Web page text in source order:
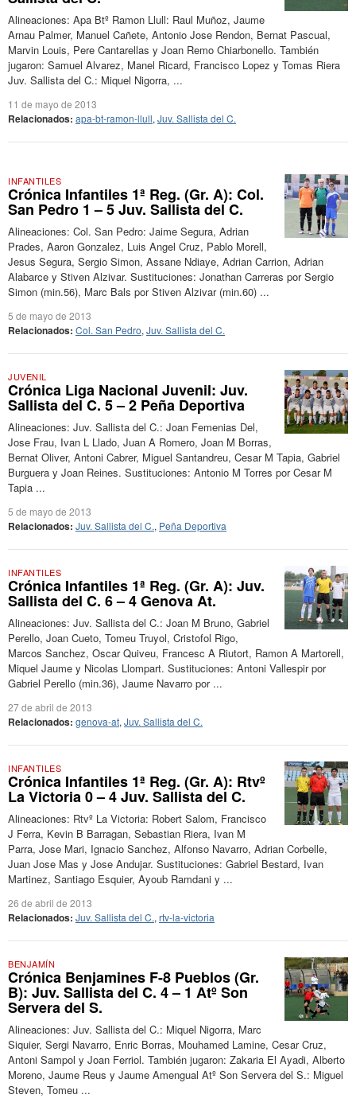
Alineaciones: Apa Btº Ramon Llull: Raul Muñoz, Jaume
Arnau Palmer, Manuel Cañete, Antonio Jose Rendon, Bernat Pascual,
Marvin Louis, Pere Cantarellas y Joan Remo Chiarbonello. También
jugaron: Samuel Alvarez, Manel Ricard, Francisco Lopez y Tomas Riera
Juv. Sallista del C.: Miquel Nigorra, ...
11 de mayo de 2013
Relacionados: apa-bt-ramon-llull, Juv. Sallista del C.
INFANTILES
Crónica Infantiles 1ª Reg. (Gr. A): Col.
San Pedro 1 – 5 Juv. Sallista del C.
Alineaciones: Col. San Pedro: Jaime Segura, Adrian
Prades, Aaron Gonzalez, Luis Angel Cruz, Pablo Morell,
Jesus Segura, Sergio Simon, Assane Ndiaye, Adrian Carrion, Adrian
Alabarce y Stiven Alzivar. Sustituciones: Jonathan Carreras por Sergio
Simon (min.56), Marc Bals por Stiven Alzivar (min.60) ...
5 de mayo de 2013
Relacionados: Col. San Pedro, Juv. Sallista del C.
JUVENIL
Crónica Liga Nacional Juvenil: Juv.
Sallista del C. 5 – 2 Peña Deportiva
Alineaciones: Juv. Sallista del C.: Joan Femenias Del,
Jose Frau, Ivan L Llado, Juan A Romero, Joan M Borras,
Bernat Oliver, Antoni Cabrer, Miguel Santandreu, Cesar M Tapia, Gabriel
Burguera y Joan Reines. Sustituciones: Antonio M Torres por Cesar M
Tapia ...
5 de mayo de 2013
Relacionados: Juv. Sallista del C., Peña Deportiva
INFANTILES
Crónica Infantiles 1ª Reg. (Gr. A): Juv.
Sallista del C. 6 – 4 Genova At.
Alineaciones: Juv. Sallista del C.: Joan M Bruno, Gabriel
Perello, Joan Cueto, Tomeu Truyol, Cristofol Rigo,
Marcos Sanchez, Oscar Quiveu, Francesc A Riutort, Ramon A Martorell,
Miquel Jaume y Nicolas Llompart. Sustituciones: Antoni Vallespir por
Gabriel Perello (min.36), Jaume Navarro por ...
27 de abril de 2013
Relacionados: genova-at, Juv. Sallista del C.
INFANTILES
Crónica Infantiles 1ª Reg. (Gr. A): Rtvº
La Victoria 0 – 4 Juv. Sallista del C.
Alineaciones: Rtvº La Victoria: Robert Salom, Francisco
J Ferra, Kevin B Barragan, Sebastian Riera, Ivan M
Parra, Jose Mari, Ignacio Sanchez, Alfonso Navarro, Adrian Corbelle,
Juan Jose Mas y Jose Andujar. Sustituciones: Gabriel Bestard, Ivan
Martinez, Santiago Esquier, Ayoub Ramdani y ...
26 de abril de 2013
Relacionados: Juv. Sallista del C., rtv-la-victoria
BENJAMÍN
Crónica Benjamines F-8 Pueblos (Gr.
B): Juv. Sallista del C. 4 – 1 Atº Son
Servera del S.
Alineaciones: Juv. Sallista del C.: Miquel Nigorra, Marc
Siquier, Sergi Navarro, Enric Borras, Mouhamed Lamine, Cesar Cruz,
Antoni Sampol y Joan Ferriol. También jugaron: Zakaria El Ayadi, Alberto
Moreno, Jaume Reus y Jaume Amengual Atº Son Servera del S.: Miguel
Steven, Tomeu ...